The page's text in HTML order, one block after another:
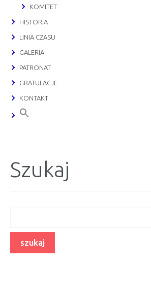
KOMITET
HISTORIA
LINIA CZASU
GALERIA
PATRONAT
GRATULACJE
KONTAKT
Szukaj